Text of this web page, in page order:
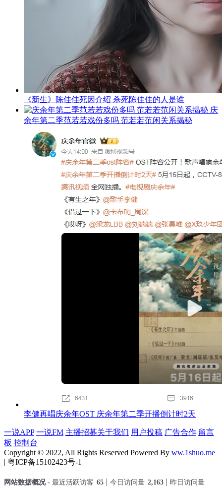
《新生》陈佳佳死因介绍 杀死陈佳佳的人是谁
庆
余年第二季范若若戏份多吗 范若若范闲关系揭秘
李健再唱庆余年OST 庆余年第二季开播倒计时2天
一说APP 一说FM 主播招募关于我们 用户投稿 广告合作 留言
板 控制台
Copyright © 2022, All Rights Reserved Powered By ww.1shuo.me
| 粤ICP备15102423号-1
网站数据概况 - 最近活跃访客 65 今日访问量 2,163 昨日访问量